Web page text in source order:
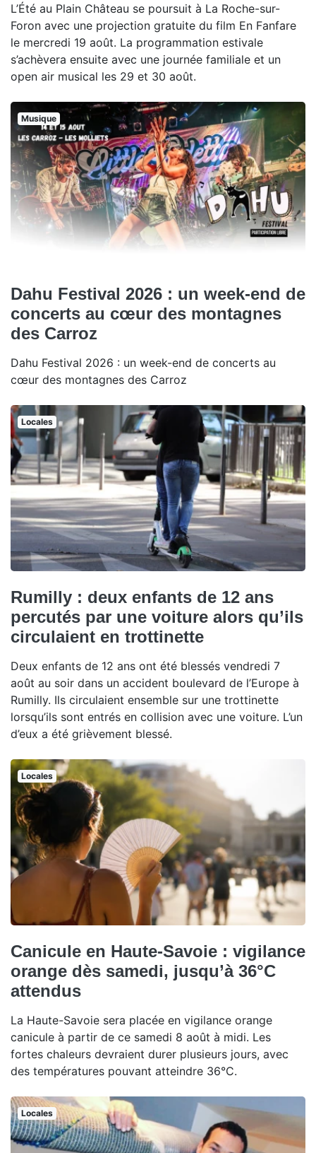
L’Été au Plain Château se poursuit à La Roche-sur-
Foron avec une projection gratuite du film En Fanfare
le mercredi 19 août. La programmation estivale
s’achèvera ensuite avec une journée familiale et un
open air musical les 29 et 30 août.
Musique
Dahu Festival 2026 : un week-end de
concerts au cœur des montagnes
des Carroz
Dahu Festival 2026 : un week-end de concerts au
cœur des montagnes des Carroz
Locales
Rumilly : deux enfants de 12 ans
percutés par une voiture alors qu’ils
circulaient en trottinette
Deux enfants de 12 ans ont été blessés vendredi 7
août au soir dans un accident boulevard de l’Europe à
Rumilly. Ils circulaient ensemble sur une trottinette
lorsqu’ils sont entrés en collision avec une voiture. L’un
d’eux a été grièvement blessé.
Locales
Canicule en Haute-Savoie : vigilance
orange dès samedi, jusqu’à 36°C
attendus
La Haute-Savoie sera placée en vigilance orange
canicule à partir de ce samedi 8 août à midi. Les
fortes chaleurs devraient durer plusieurs jours, avec
des températures pouvant atteindre 36°C.
Locales